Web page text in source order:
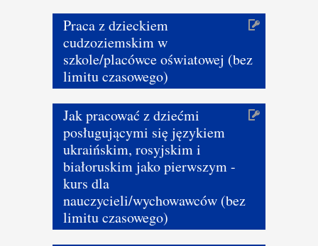
Praca z dzieckiem
cudzoziemskim w
szkole/placówce oświatowej (bez
limitu czasowego)
Jak pracować z dziećmi
posługującymi się językiem
ukraińskim, rosyjskim i
białoruskim jako pierwszym -
kurs dla
nauczycieli/wychowawców (bez
limitu czasowego)